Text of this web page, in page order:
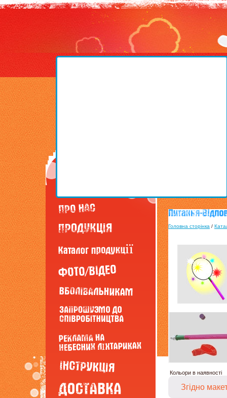
Головна сторінка /
Кольори в наявності
Згідно